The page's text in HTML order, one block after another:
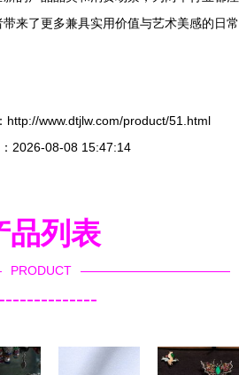
来了更多兼具实用价值与艺术美感的日常
http://www.dtjlw.com/product/51.html
2026-08-08 15:47:14
品列表
PRODUCT